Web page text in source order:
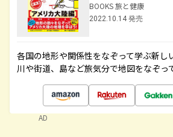
BOOKS 旅と健康
2022.10.14 発売
各国の地形や関係性をなぞって学ぶ新し
川や街道、島など旅気分で地図をなぞっ
AD